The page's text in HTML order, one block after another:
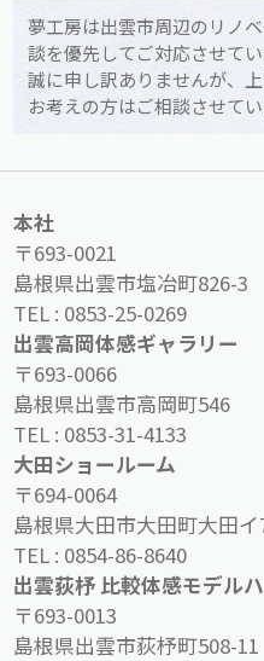
夢工房は出雲市周辺のリノ
談を優先してご対応させてい
誠に申し訳ありませんが、
お考えの方はご相談させて
本社
〒693-0021
島根県出雲市塩冶町826-3
TEL : 0853-25-0269
出雲高岡体感ギャラリー
〒693-0066
島根県出雲市高岡町546
TEL : 0853-31-4133
大田ショールーム
〒694-0064
島根県大田市大田町大田イ
TEL : 0854-86-8640
出雲荻杼 比較体感モデル
〒693-0013
島根県出雲市荻杼町508-11